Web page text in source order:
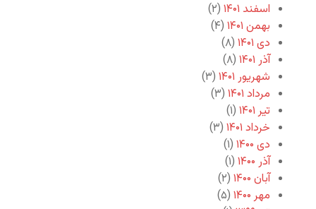
اسفند ۱۴۰۱
(۲)
بهمن ۱۴۰۱
(۴)
دی ۱۴۰۱
(۸)
آذر ۱۴۰۱
(۸)
شهریور ۱۴۰۱
(۳)
مرداد ۱۴۰۱
(۳)
تیر ۱۴۰۱
(۱)
خرداد ۱۴۰۱
(۳)
دی ۱۴۰۰
(۱)
آذر ۱۴۰۰
(۱)
آبان ۱۴۰۰
(۲)
مهر ۱۴۰۰
(۵)